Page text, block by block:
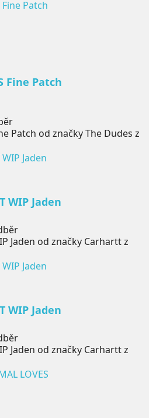
Fine Patch
Patch od značky The Dudes z
WIP Jaden
Jaden od značky Carhartt z
WIP Jaden
Jaden od značky Carhartt z